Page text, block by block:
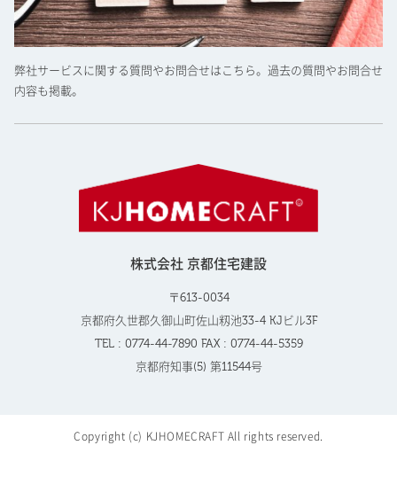
弊社サービスに関する質問やお問合せはこちら。過去の質問やお問合せ
内容も掲載。
株式会社 京都住宅建設
〒613-0034
京都府久世郡久御山町佐山籾池33-4 KJビル3F
TEL : 0774-44-7890 FAX : 0774-44-5359
京都府知事(5) 第11544号
Copyright (c) KJHOMECRAFT All rights reserved.